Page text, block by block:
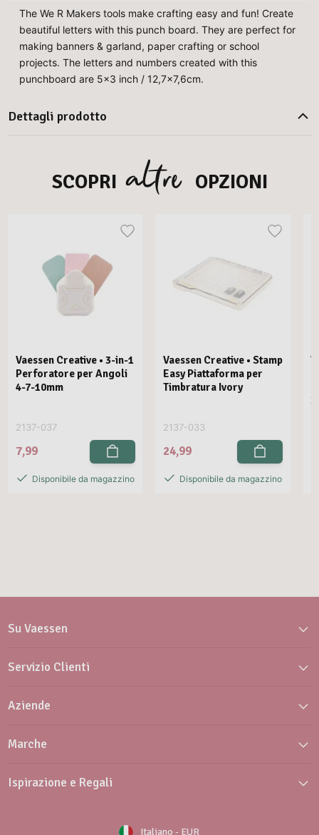
The We R Makers tools make crafting easy and fun! Create
beautiful letters with this punch board. They are perfect for
making banners & garland, paper crafting or school
projects. The letters and numbers created with this
punchboard are 5x3 inch / 12,7x7,6cm.
Dettagli prodotto
SCOPRI altre OPZIONI
Vaessen Creative • 3-in-1
Perforatore per Angoli
4-7-10mm
2137-037
7,99
Disponibile da magazzino
Vaessen Creative • Stamp
Easy Piattaforma per
Timbratura Ivory
2137-033
24,99
Disponibile da magazzino
Su Vaessen
Servizio Clienti
Aziende
Marche
Ispirazione e Regali
Italiano - EUR